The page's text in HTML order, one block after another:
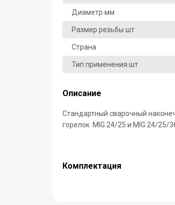
Диаметр мм
Размер резьбы шт
Страна
Тип применения шт
Описание
Стандартный сварочный
горелок MIG 24/25 и MIG 24/25/
Комплектация